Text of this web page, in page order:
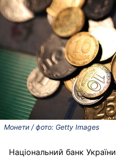
Монети / фото: Getty Images
Національний банк